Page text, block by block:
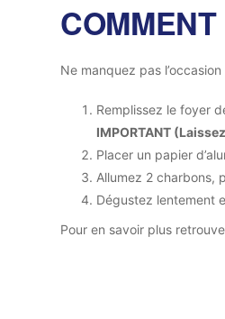
Ne manquez pas
Remplissez le foyer
IMPORTANT
Placer un papier
Allumez 2 charbons,
Dégustez lentement
Pour en savoir plus